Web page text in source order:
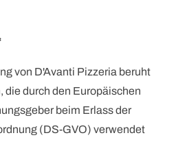
von D'Avanti Pizzeria beruht
die durch den Europäischen
beim Erlass der
(DS-GVO) verwendet